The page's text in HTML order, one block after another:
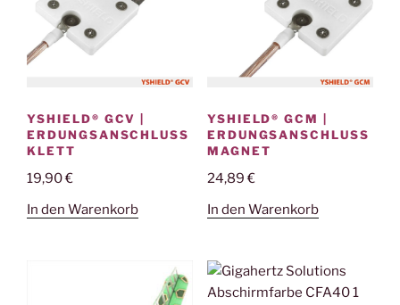
YSHIELD® GCV |
ERDUNGSANSCHLUSS
KLETT
19,90€
In den Warenkorb
YSHIELD® GCM |
ERDUNGSANSCHLUSS
MAGNET
24,89€
In den Warenkorb